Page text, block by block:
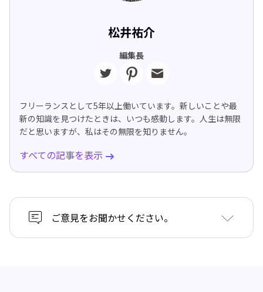
松井祐介
編集長
フリーランスとして5年以上働いています。新しいことや最
新の知識を見つけたときは、いつも感動します。人生は無限
だと思いますが、私はその無限を知りません。
すべての記事を表示
ご意見をお聞かせください。